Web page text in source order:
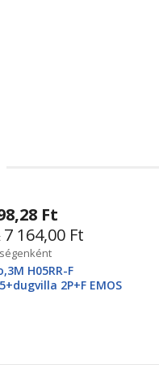
Ft
7 164,00 Ft
H05RR-F
2P+F EMOS